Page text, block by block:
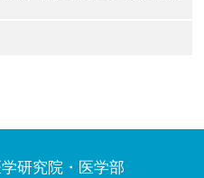
研究院・医学部